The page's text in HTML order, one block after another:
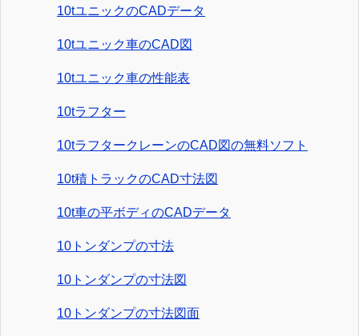
10tユニックのCADデータ
10tユニック車のCAD図
10tユニック車の性能表
10tラフター
10tラフタークレーンのCAD図の無料ソフト
10t積トラックのCAD寸法図
10t車の平ボディのCADデータ
10トンダンプの寸法
10トンダンプの寸法図
10トンダンプの寸法図面